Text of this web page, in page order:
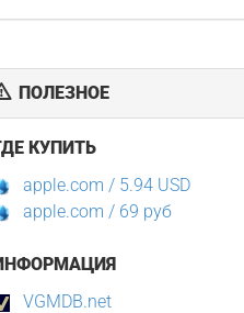
ПОЛЕЗНОЕ
КУПИТЬ
apple.com / 5.94 USD
apple.com / 69 руб
VGMDB.net